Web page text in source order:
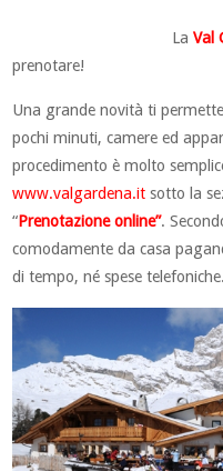
LaVal
prenotare!
Una grande novità ti
pochi minuti, camere ed
procedimento è molto
www.valgardena.it sotto la
“Prenotazione online”.
comodamente da casa
di tempo, né spese telefoniche.